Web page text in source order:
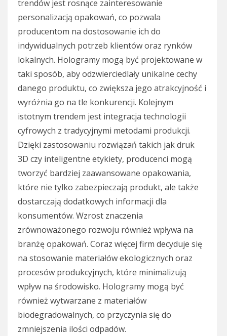
trendów jest rosnące zainteresowanie
personalizacją opakowań, co pozwala
producentom na dostosowanie ich do
indywidualnych potrzeb klientów oraz rynków
lokalnych. Hologramy mogą być projektowane w
taki sposób, aby odzwierciedlały unikalne cechy
danego produktu, co zwiększa jego atrakcyjność i
wyróżnia go na tle konkurencji. Kolejnym
istotnym trendem jest integracja technologii
cyfrowych z tradycyjnymi metodami produkcji.
Dzięki zastosowaniu rozwiązań takich jak druk
3D czy inteligentne etykiety, producenci mogą
tworzyć bardziej zaawansowane opakowania,
które nie tylko zabezpieczają produkt, ale także
dostarczają dodatkowych informacji dla
konsumentów. Wzrost znaczenia
zrównoważonego rozwoju również wpływa na
branżę opakowań. Coraz więcej firm decyduje się
na stosowanie materiałów ekologicznych oraz
procesów produkcyjnych, które minimalizują
wpływ na środowisko. Hologramy mogą być
również wytwarzane z materiałów
biodegradowalnych, co przyczynia się do
zmniejszenia ilości odpadów.